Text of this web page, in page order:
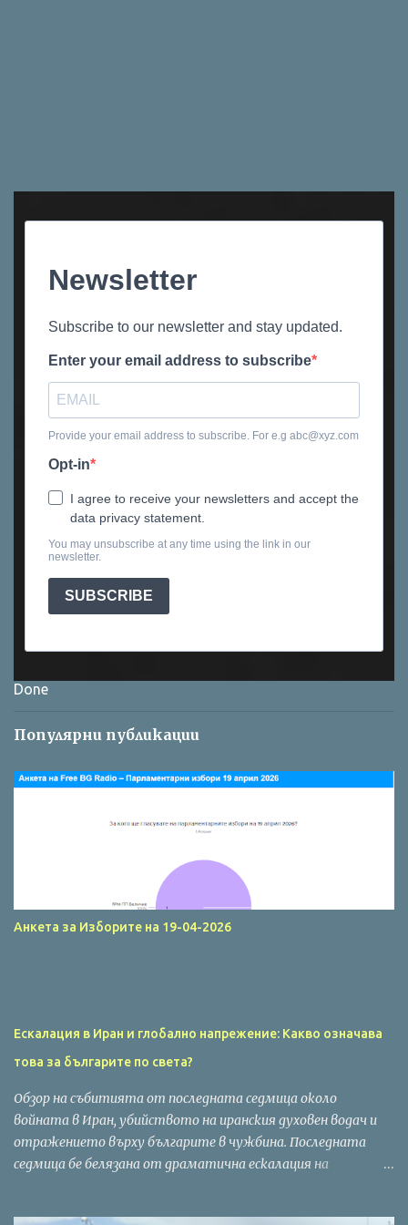
Newsletter
Subscribe to our newsletter and stay updated.
Enter your email address to subscribe
Provide your email address to subscribe. For e.g abc@xyz.com
Opt-in
I agree to receive your newsletters and accept the
data privacy statement.
You may unsubscribe at any time using the link in our
newsletter.
SUBSCRIBE
Done
Популярни публикации
Анкета за Изборите на 19-04-2026
Ескалация в Иран и глобално напрежение: Какво означава
това за българите по света?
Обзор на събитията от последната седмица около
войната в Иран, убийството на иранския духовен водач и
отражението върху българите в чужбина. Последната
седмица бе белязана от драматична ескалация на